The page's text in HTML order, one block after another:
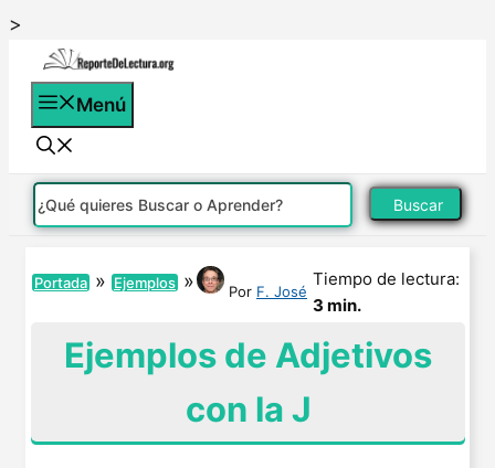
>
contenido
Menú
Buscar
Portada » Ejemplos » Por F. José
Tiempo de lectura:
3 min.
Ejemplos de Adjetivos
con la J